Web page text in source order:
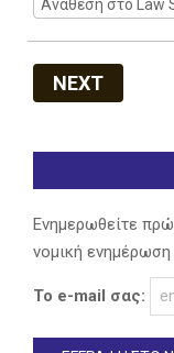
NEXT
Ενημερωθείτε
νομική ενημέρωση
Το e-mail σας: